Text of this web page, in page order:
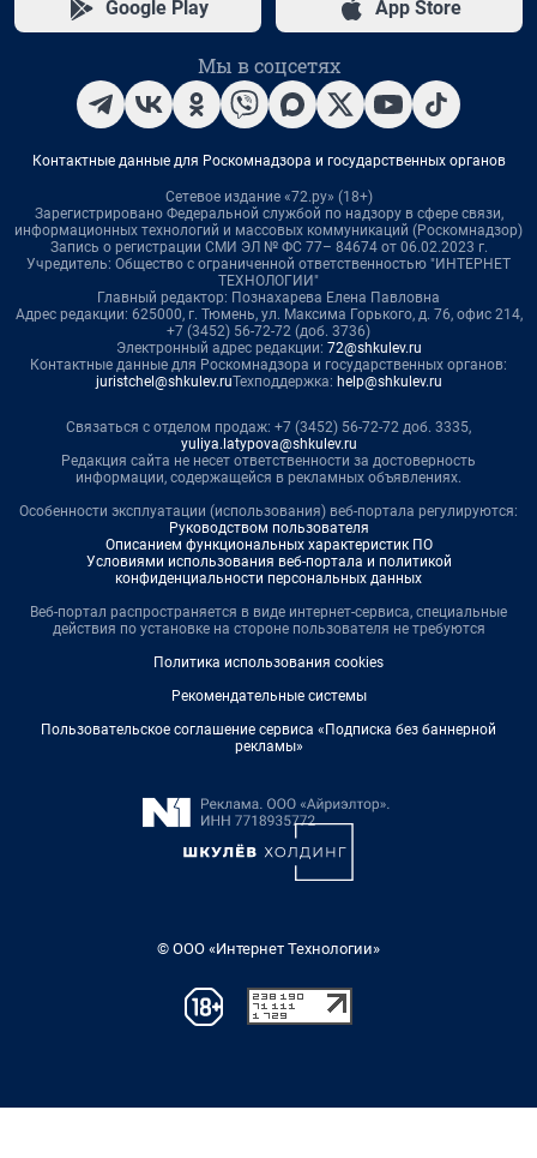
Google Play App Store
Мы в соцсетях
Контактные данные для Роскомнадзора и государственных органов
Сетевое издание «72.ру» (18+)
Зарегистрировано Федеральной службой по надзору в сфере связи,
информационных технологий и массовых коммуникаций (Роскомнадзор)
Запись о регистрации СМИ ЭЛ № ФС 77– 84674 от 06.02.2023 г.
Учредитель: Общество с ограниченной ответственностью "ИНТЕРНЕТ
ТЕХНОЛОГИИ"
Главный редактор: Познахарева Елена Павловна
Адрес редакции: 625000, г. Тюмень, ул. Максима Горького, д. 76, офис 214,
+7 (3452) 56-72-72 (доб. 3736)
Электронный адрес редакции: 72@shkulev.ru
Контактные данные для Роскомнадзора и государственных органов:
juristchel@shkulev.ruТехподдержка: help@shkulev.ru
Связаться с отделом продаж: +7 (3452) 56-72-72 доб. 3335,
yuliya.latypova@shkulev.ru
Редакция сайта не несет ответственности за достоверность
информации, содержащейся в рекламных объявлениях.
Особенности эксплуатации (использования) веб-портала регулируются:
Руководством пользователя
Описанием функциональных характеристик ПО
Условиями использования веб-портала и политикой
конфиденциальности персональных данных
Веб-портал распространяется в виде интернет-сервиса, специальные
действия по установке на стороне пользователя не требуются
Политика использования cookies
Рекомендательные системы
Пользовательское соглашение сервиса «Подписка без баннерной
рекламы»
© ООО «Интернет Технологии»